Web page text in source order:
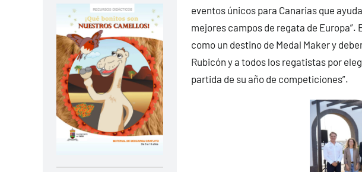
eventos únicos para Canarias que
mejores campos de regata de
como un destino de Medal Maker y
Rubicón y a todos los regatistas por
partida de su año de competiciones”.